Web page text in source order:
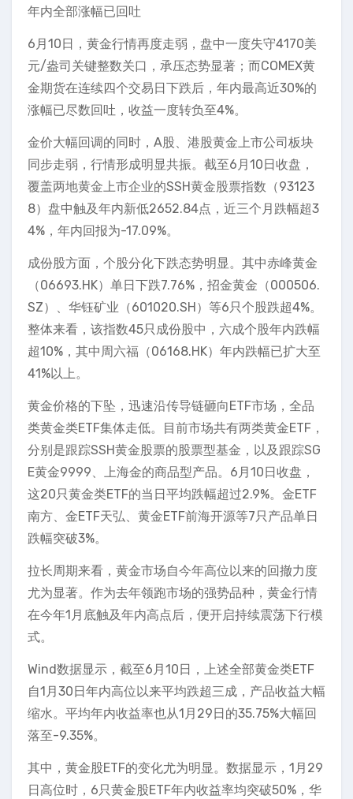
年内全部涨幅已回吐
6月10日，黄金行情再度走弱，盘中一度失守4170美
元/盎司关键整数关口，承压态势显著；而COMEX黄
金期货在连续四个交易日下跌后，年内最高近30%的
涨幅已尽数回吐，收益一度转负至4%。
金价大幅回调的同时，A股、港股黄金上市公司板块
同步走弱，行情形成明显共振。截至6月10日收盘，
覆盖两地黄金上市企业的SSH黄金股票指数（93123
8）盘中触及年内新低2652.84点，近三个月跌幅超3
4%，年内回报为-17.09%。
成份股方面，个股分化下跌态势明显。其中赤峰黄金
（06693.HK）单日下跌7.76%，招金黄金（000506.
SZ）、华钰矿业（601020.SH）等6只个股跌超4%。
整体来看，该指数45只成份股中，六成个股年内跌幅
超10%，其中周六福（06168.HK）年内跌幅已扩大至
41%以上。
黄金价格的下坠，迅速沿传导链砸向ETF市场，全品
类黄金类ETF集体走低。目前市场共有两类黄金ETF，
分别是跟踪SSH黄金股票的股票型基金，以及跟踪SG
E黄金9999、上海金的商品型产品。6月10日收盘，
这20只黄金类ETF的当日平均跌幅超过2.9%。金ETF
南方、金ETF天弘、黄金ETF前海开源等7只产品单日
跌幅突破3%。
拉长周期来看，黄金市场自今年高位以来的回撤力度
尤为显著。作为去年领跑市场的强势品种，黄金行情
在今年1月底触及年内高点后，便开启持续震荡下行模
式。
Wind数据显示，截至6月10日，上述全部黄金类ETF
自1月30日年内高位以来平均跌超三成，产品收益大幅
缩水。平均年内收益率也从1月29日的35.75%大幅回
落至-9.35%。
其中，黄金股ETF的变化尤为明显。数据显示，1月29
日高位时，6只黄金股ETF年内收益率均突破50%，华